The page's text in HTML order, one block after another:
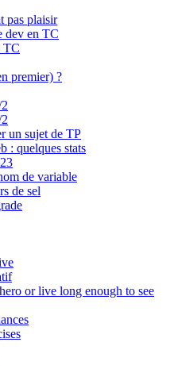
pas plaisir
dev en TC
TC
premier) ?
un sujet de TP
: quelques stats
de variable
de sel
or live long enough to see